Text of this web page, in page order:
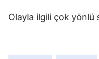
Olayla ilgili çok yönlü